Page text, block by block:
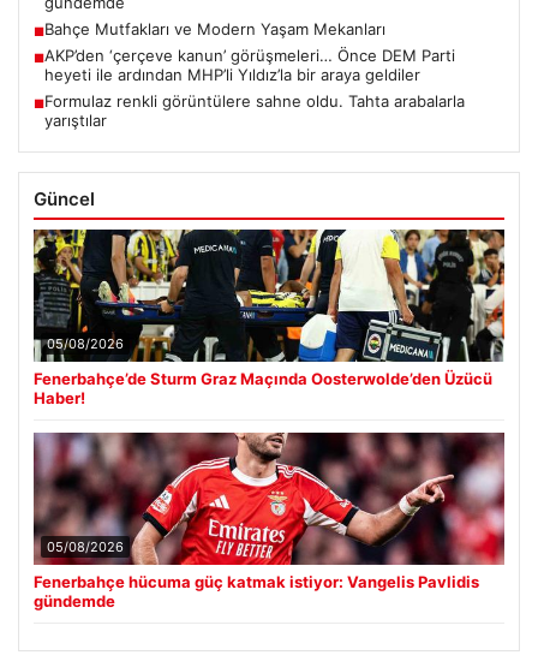
■Bahçe Mutfakları ve Modern Yaşam Mekanları
■AKP’den ‘çerçeve kanun’ görüşmeleri… Önce DEM Parti
heyeti ile ardından MHP’li Yıldız’la bir araya geldiler
■Formulaz renkli görüntülere sahne oldu. Tahta arabalarla
yarıştılar
Güncel
05/08/2026
Fenerbahçe’de Sturm Graz Maçında Oosterwolde’den Üzücü
Haber!
05/08/2026
Fenerbahçe hücuma güç katmak istiyor: Vangelis Pavlidis
gündemde